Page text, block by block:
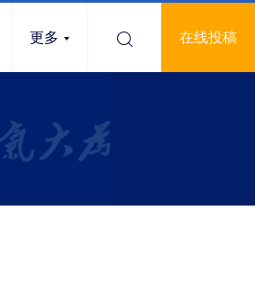
更多 在线投稿